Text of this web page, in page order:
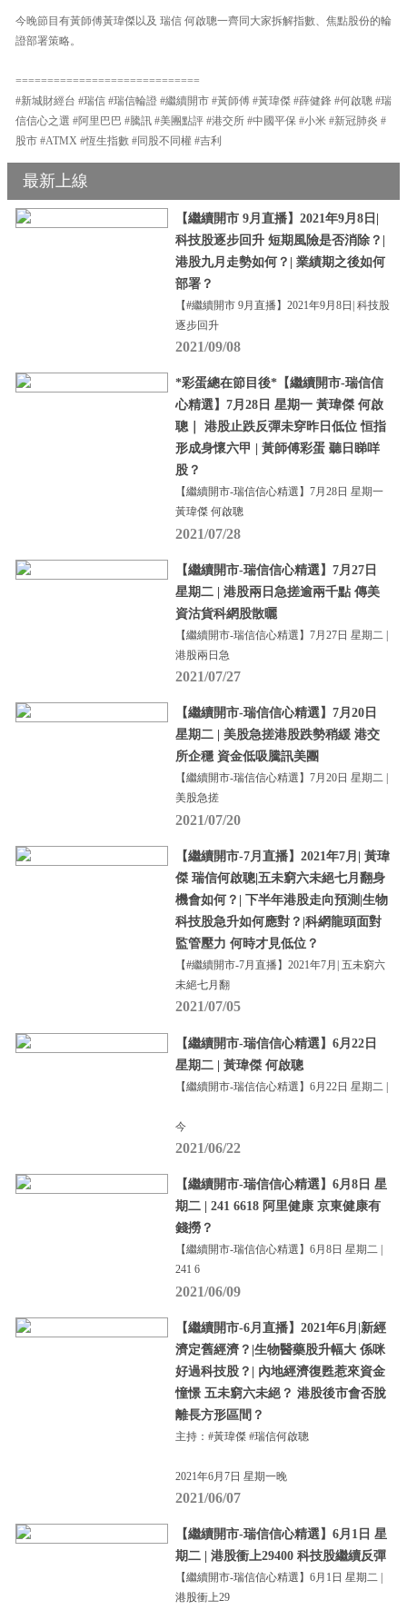
今晚節目有黃師傅黃瑋傑以及 瑞信 何啟聰一齊同大家拆解指數、焦點股份的輪
證部署策略。
=============================
#新城財經台 #瑞信 #瑞信輪證 #繼續開市 #黃師傅 #黃瑋傑 #薛健鋒 #何啟聰 #瑞
信信心之選 #阿里巴巴 #騰訊 #美團點評 #港交所 #中國平保 #小米 #新冠肺炎 #
股市 #ATMX #恆生指數 #同股不同權 #吉利
最新上線
【繼續開市 9月直播】2021年9月8日|
科技股逐步回升 短期風險是否消除？|
港股九月走勢如何？| 業績期之後如何
部署？
【#繼續開市 9月直播】2021年9月8日| 科技股
逐步回升
2021/09/08
*彩蛋總在節目後*【繼續開市-瑞信信
心精選】7月28日 星期一 黃瑋傑 何啟
聰｜ 港股止跌反彈未穿昨日低位 恒指
形成身懷六甲 | 黃師傅彩蛋 聽日睇咩
股？
【繼續開市-瑞信信心精選】7月28日 星期一
黃瑋傑 何啟聰
2021/07/28
【繼續開市-瑞信信心精選】7月27日
星期二 | 港股兩日急搓逾兩千點 傳美
資沽貨科網股散曬
【繼續開市-瑞信信心精選】7月27日 星期二 |
港股兩日急
2021/07/27
【繼續開市-瑞信信心精選】7月20日
星期二 | 美股急搓港股跌勢稍緩 港交
所企穩 資金低吸騰訊美團
【繼續開市-瑞信信心精選】7月20日 星期二 |
美股急搓
2021/07/20
【繼續開市-7月直播】2021年7月| 黃瑋
傑 瑞信何啟聰|五未窮六未絕七月翻身
機會如何？| 下半年港股走向預測|生物
科技股急升如何應對？|科網龍頭面對
監管壓力 何時才見低位？
【#繼續開市-7月直播】2021年7月| 五未窮六
未絕七月翻
2021/07/05
【繼續開市-瑞信信心精選】6月22日
星期二 | 黃瑋傑 何啟聰
【繼續開市-瑞信信心精選】6月22日 星期二 |
今
2021/06/22
【繼續開市-瑞信信心精選】6月8日 星
期二 | 241 6618 阿里健康 京東健康有
錢撈？
【繼續開市-瑞信信心精選】6月8日 星期二 |
241 6
2021/06/09
【繼續開市-6月直播】2021年6月|新經
濟定舊經濟？|生物醫藥股升幅大 係咪
好過科技股？| 內地經濟復甦惹來資金
憧憬 五未窮六未絕？ 港股後市會否脫
離長方形區間？
主持：#黃瑋傑 #瑞信何啟聰
2021年6月7日 星期一晚
2021/06/07
【繼續開市-瑞信信心精選】6月1日 星
期二 | 港股衝上29400 科技股繼續反彈
【繼續開市-瑞信信心精選】6月1日 星期二 |
港股衝上29